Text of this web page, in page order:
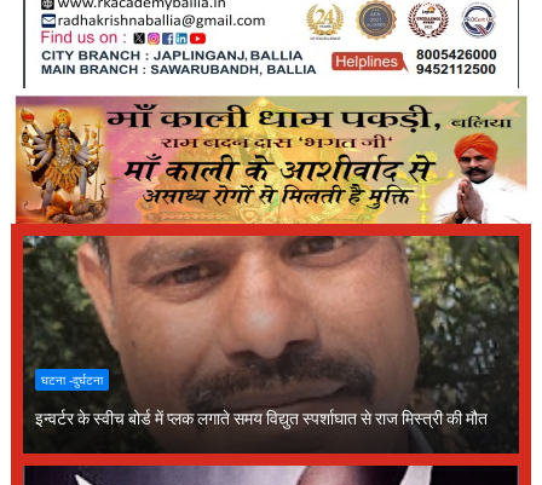
घटना -दुर्घटना
इन्वर्टर के स्वीच बोर्ड में प्लक लगाते समय विद्युत स्पर्शाघात से राज मिस्त्री की मौत